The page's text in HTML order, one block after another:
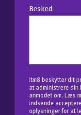
Besked
itm8 beskytter dit
at administrere din
anmodet om. Læs
indsende
oplysninger for at